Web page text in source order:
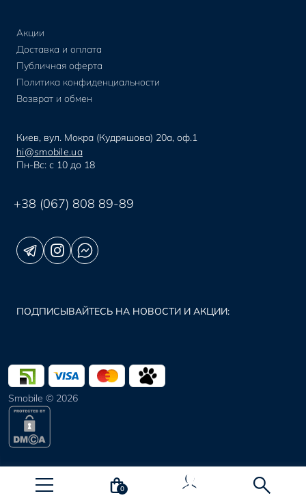
0
Акции
Доставка и оплата
Публичная оферта
Политика конфиденциальности
Возврат и обмен
Киев, вул. Мокра (Кудряшова) 20а, оф.1
hi@smobile.ua
Пн-Вс: с 10 до 18
+38 (067) 808 89-89
ПОДПИСЫВАЙТЕСЬ НА НОВОСТИ И АКЦИИ:
Smobile © 2026